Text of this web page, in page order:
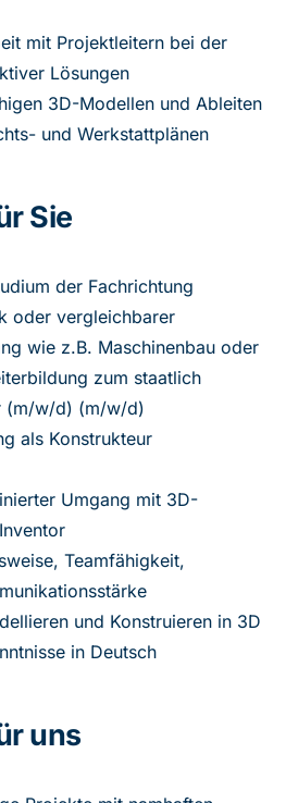
mit Projektleitern bei der
Lösungen
3D-Modellen und Ableiten
und Werkstattplänen
Sie
der Fachrichtung
oder vergleichbarer
wie z.B. Maschinenbau oder
zum staatlich
(m/w/d) (m/w/d)
als Konstrukteur
Umgang mit 3D-
Teamfähigkeit,
und Konstruieren in 3D
in Deutsch
uns